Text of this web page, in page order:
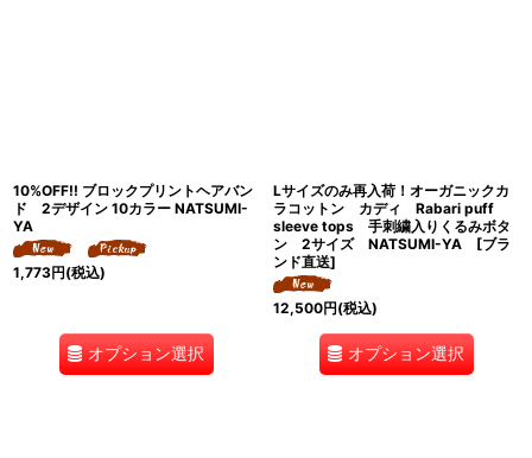
10%OFF!! ブロックプリントヘアバン
ド 2デザイン 10カラー NATSUMI-
YA
1,773円(税込)
オプション選択
Lサイズのみ再入荷！オーガニックカ
ラコットン カディ Rabari puff
sleeve tops 手刺繍入りくるみボタ
ン 2サイズ NATSUMI-YA [ブラ
ンド直送]
12,500円(税込)
オプション選択